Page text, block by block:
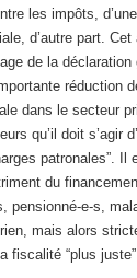
les impôts,
d’autre part. Cet
de la déclaration
réduction
dans le secteur
qu’il doit s’agir
patronales”. Il
du
pensionné-e-s,
mais alors
fiscalité “plus